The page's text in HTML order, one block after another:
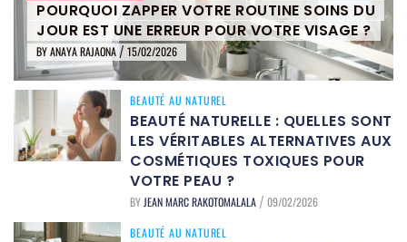
POURQUOI ZAPPER VOTRE ROUTINE SOINS DU
JOUR EST UNE ERREUR POUR VOTRE VISAGE ?
BYANAYA RAJAONA / 15/02/2026
BEAUTÉ AU NATUREL
BEAUTÉ NATURELLE : QUELLES SONT
LES VÉRITABLES ALTERNATIVES AUX
COSMÉTIQUES TOXIQUES POUR
VOTRE PEAU ?
BY JEAN MARC RAKOTOMALALA / 09/02/2026
BEAUTÉ AU NATUREL